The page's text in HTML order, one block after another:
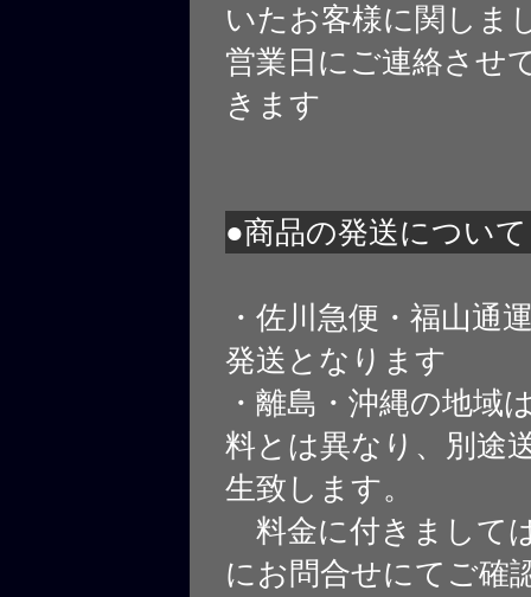
いたお客様に関しま
営業日にご連絡させ
きます
●商品の発送について
・佐川急便・福山通
発送となります
・離島・沖縄の地域
料とは異なり、別途
生致します。
料金に付きまして
にお問合せにてご確